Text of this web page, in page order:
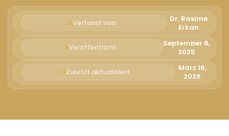
Italiano
Română
Български
Verfasst von:
Dr. Rasime
Erkan
Veröffentlicht:
September 8,
2025
Zuletzt aktualisiert:
März 16,
2026